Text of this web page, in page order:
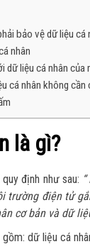
bảo vệ dữ liệu cá
nhân
dữ liệu cá nhân của
cá nhân không cần
là gì?
định như sau: “
trường điện tử
cơ bản và dữ
dữ liệu cá